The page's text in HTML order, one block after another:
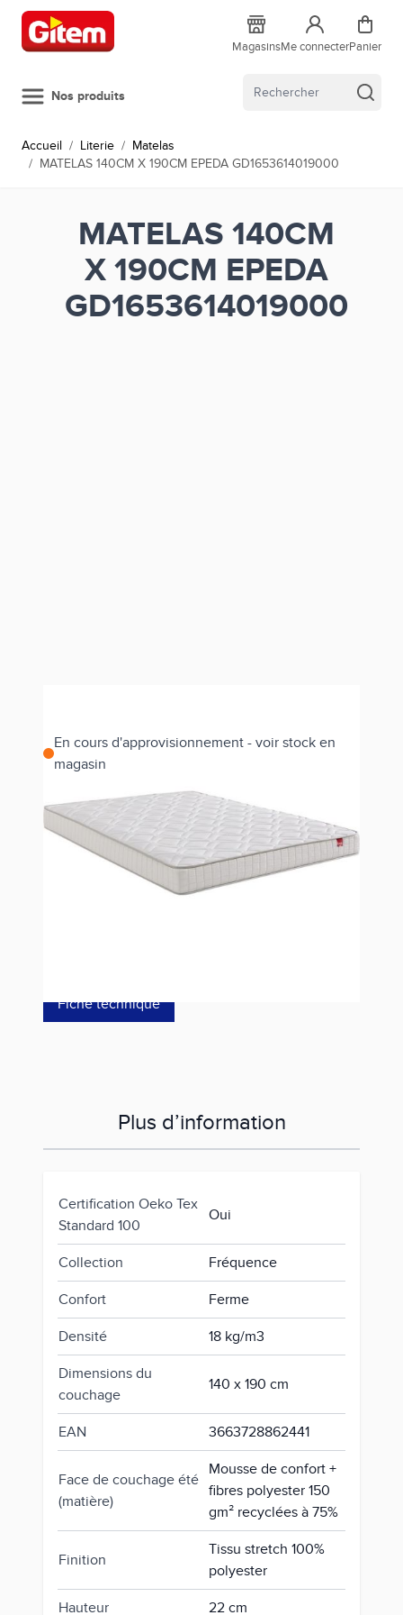
Allez au contenu
MagasinsMe connecterPanier
Nos produits
Accueil / Literie / Matelas
/ MATELAS 140CM X 190CM EPEDA GD1653614019000
MATELAS 140CM
X 190CM EPEDA
GD1653614019000
En cours d'approvisionnement - voir stock en
magasin
Estimer les frais de port
Référence GD1653614019000
399,00 €
Fiche technique
Plus d’information
Certification Oeko Tex
Standard 100
Oui
Collection Fréquence
Confort Ferme
Densité 18 kg/m3
Dimensions du
couchage
140 x 190 cm
EAN 3663728862441
Face de couchage été
(matière)
Mousse de confort +
fibres polyester 150
gm² recyclées à 75%
Finition
Tissu stretch 100%
polyester
Hauteur 22 cm